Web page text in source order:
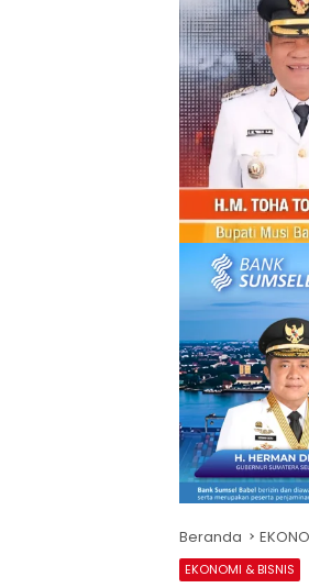
Beranda
EKONOMI & BISNIS